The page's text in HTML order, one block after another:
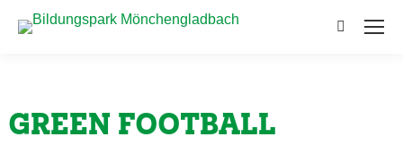
GREEN FOOTBALL